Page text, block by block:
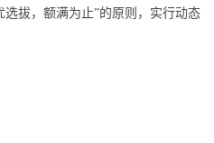
拔，额满为止”的原则，实行动态